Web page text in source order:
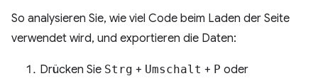
So analysieren Sie, wie viel Code beim Laden der Seite
verwendet wird, und exportieren die Daten:
Drücken Sie Strg + Umschalt + P oder